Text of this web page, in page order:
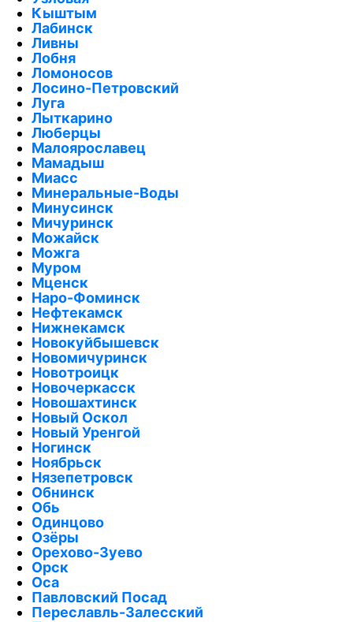
Кыштым
Лабинск
Ливны
Лобня
Ломоносов
Лосино-Петровский
Луга
Лыткарино
Люберцы
Малоярославец
Мамадыш
Миасс
Минеральные-Воды
Минусинск
Мичуринск
Можайск
Можга
Муром
Мценск
Наро-Фоминск
Нефтекамск
Нижнекамск
Новокуйбышевск
Новомичуринск
Новотроицк
Новочеркасск
Новошахтинск
Новый Оскол
Новый Уренгой
Ногинск
Ноябрьск
Нязепетровск
Обнинск
Обь
Одинцово
Озёры
Орехово-Зуево
Орск
Оса
Павловский Посад
Переславль-Залесский